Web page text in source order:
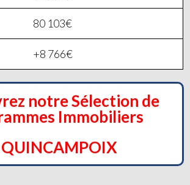
80 103€
+8 766€
notre Sélection de
Immobiliers